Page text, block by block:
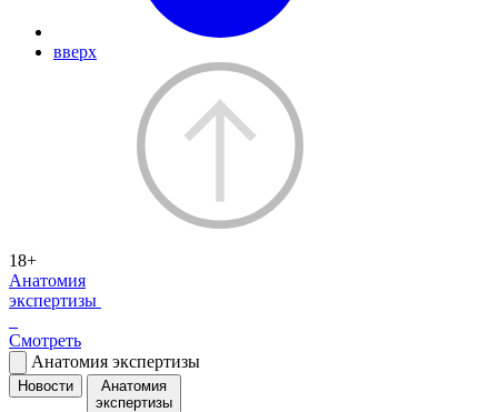
вверх
18+
Анатомия
экспертизы
Смотреть
Анатомия экспертизы
Новости
Анатомия
экспертизы